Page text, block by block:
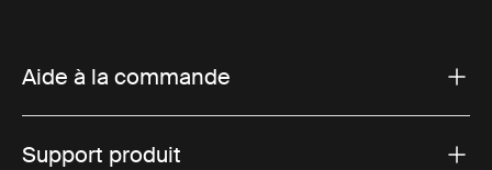
Aide à la commande
Support produit